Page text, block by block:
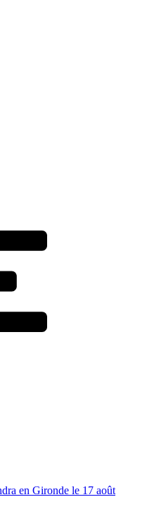
en Gironde le 17 août